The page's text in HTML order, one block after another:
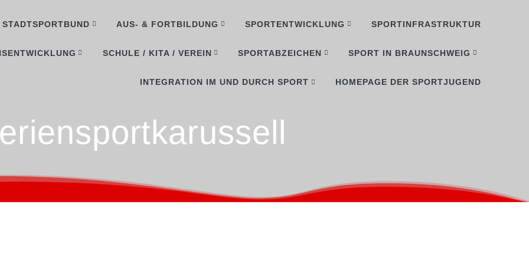
STADTSPORTBUND AUS- & FORTBILDUNG SPORTENTWICKLUNG SPORTINFRASTRUKTUR
SCHULE / KITA / VEREIN SPORTABZEICHEN SPORT IN BRAUNSCHWEIG
INTEGRATION IM UND DURCH SPORT HOMEPAGE DER SPORTJUGEND